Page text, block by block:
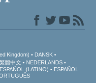
Kingdom)
DANSK
繁體中文
NEDERLANDS
ESPAÑOL (LATINO)
ESPAÑOL